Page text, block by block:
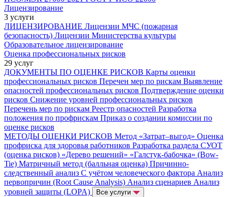
Лицензирование
3 услуги
ЛИЦЕНЗИРОВАНИЕ Лицензии МЧС (пожарная
безопасность) Лицензии Министерства культуры
Образовательное лицензирование
Оценка профессиональных рисков
29 услуг
ДОКУМЕНТЫ ПО ОЦЕНКЕ РИСКОВ Карты оценки
профессиональных рисков Перечен мер по рискам Выявление
опасностей профессиональных рисков Подтверждение оценки
рисков Снижение уровней профессиональных рисков
Перечень мер по рискам Реестр опасностей Разработка
положения по профрискам Приказ о создании комиссии по
оценке рисков
МЕТОДЫ ОЦЕНКИ РИСКОВ Метод «Затрат–выгод» Оценка
профриска для здоровья работников Разработка раздела СУОТ
(оценка рисков) «Дерево решений» «Галстук-бабочка» (Bow-
Tie) Матричный метод (балльная оценка) Причинно-
следственный анализ С учётом человеческого фактора Анализ
первопричин (Root Cause Analysis) Анализ сценариев Анализ
уровней защиты (LOPA)
Все услуги